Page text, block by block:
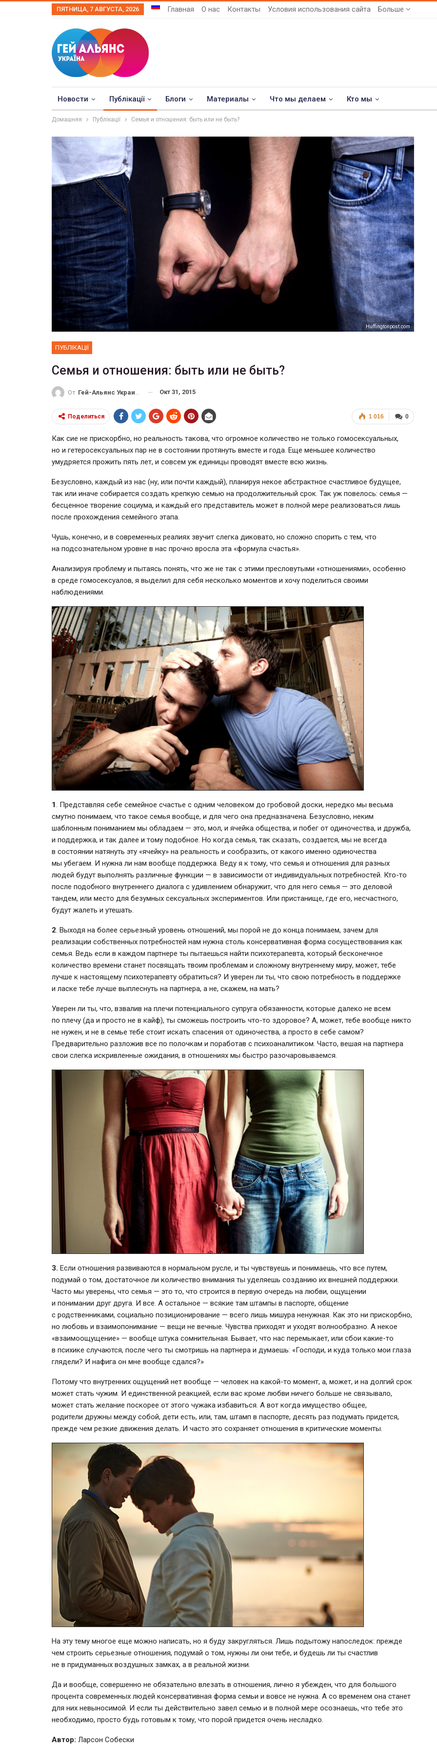
ПЯТНИЦА, 7 АВГУСТА, 2026 Главная О нас Контакты Условия использования сайта Больше
Новости Публікації Блоги Материалы Что мы делаем Кто мы
Домашняя Публікації Семья и отношения: быть или не быть?
Huffingtonpost.com
ПУБЛІКАЦІЇ
Семья и отношения: быть или не быть?
От Гей-Альянс Украина Окт 31, 2015
0
1 016
Поделиться
Как сие не прискорбно, но реальность такова, что огромное количество не только гомосексуальных,
но и гетеросексуальных пар не в состоянии протянуть вместе и года. Еще меньшее количество
умудряется прожить пять лет, и совсем уж единицы проводят вместе всю жизнь.
Безусловно, каждый из нас (ну, или почти каждый), планируя некое абстрактное счастливое будущее,
так или иначе собирается создать крепкую семью на продолжительный срок. Так уж повелось: семья —
бесценное творение социума, и каждый его представитель может в полной мере реализоваться лишь
после прохождения семейного этапа.
Чушь, конечно, и в современных реалиях звучит слегка диковато, но сложно спорить с тем, что
на подсознательном уровне в нас прочно вросла эта «формула счастья».
Анализируя проблему и пытаясь понять, что же не так с этими пресловутыми «отношениями», особенно
в среде гомосексуалов, я выделил для себя несколько моментов и хочу поделиться своими
наблюдениями.
1 . Представляя себе семейное счастье с одним человеком до гробовой доски, нередко мы весьма
смутно понимаем, что такое семья вообще, и для чего она предназначена. Безусловно, неким
шаблонным пониманием мы обладаем — это, мол, и ячейка общества, и побег от одиночества, и дружба,
и поддержка, и так далее и тому подобное. Но когда семья, так сказать, создается, мы не всегда
в состоянии натянуть эту «ячейку» на реальность и сообразить, от какого именно одиночества
мы убегаем. И нужна ли нам вообще поддержка. Веду я к тому, что семья и отношения для разных
людей будут выполнять различные функции — в зависимости от индивидуальных потребностей. Кто-то
после подобного внутреннего диалога с удивлением обнаружит, что для него семья — это деловой
тандем, или место для безумных сексуальных экспериментов. Или пристанище, где его, несчастного,
будут жалеть и утешать.
2 . Выходя на более серьезный уровень отношений, мы порой не до конца понимаем, зачем для
реализации собственных потребностей нам нужна столь консервативная форма сосуществования как
семья. Ведь если в каждом партнере ты пытаешься найти психотерапевта, который бесконечное
количество времени станет посвящать твоим проблемам и сложному внутреннему миру, может, тебе
лучше к настоящему психотерапевту обратиться? И уверен ли ты, что свою потребность в поддержке
и ласке тебе лучше выплеснуть на партнера, а не, скажем, на мать?
Уверен ли ты, что, взвалив на плечи потенциального супруга обязанности, которые далеко не всем
по плечу (да и просто не в кайф), ты сможешь построить что-то здоровое? А, может, тебе вообще никто
не нужен, и не в семье тебе стоит искать спасения от одиночества, а просто в себе самом?
Предварительно разложив все по полочкам и поработав с психоаналитиком. Часто, вешая на партнера
свои слегка искривленные ожидания, в отношениях мы быстро разочаровываемся.
3. Если отношения развиваются в нормальном русле, и ты чувствуешь и понимаешь, что все путем,
подумай о том, достаточное ли количество внимания ты уделяешь созданию их внешней поддержки.
Часто мы уверены, что семья — это то, что строится в первую очередь на любви, ощущении
и понимании друг друга. И все. А остальное — всякие там штампы в паспорте, общение
с родственниками, социально позиционирование — всего лишь мишура ненужная. Как это ни прискорбно,
но любовь и взаимопонимание — вещи не вечные. Чувства приходят и уходят волнообразно. А некое
«взаимоощущение» — вообще штука сомнительная. Бывает, что нас перемыкает, или сбои какие-то
в психике случаются, после чего ты смотришь на партнера и думаешь: «Господи, и куда только мои глаза
глядели? И нафига он мне вообще сдался?»
Потому что внутренних ощущений нет вообще — человек на какой-то момент, а, может, и на долгий срок
может стать чужим. И единственной реакцией, если вас кроме любви ничего больше не связывало,
может стать желание поскорее от этого чужака избавиться. А вот когда имущество общее,
родители дружны между собой, дети есть, или, там, штамп в паспорте, десять раз подумать придется,
прежде чем резкие движения делать. И часто это сохраняет отношения в критические моменты.
На эту тему многое еще можно написать, но я буду закругляться. Лишь подытожу напоследок: прежде
чем строить серьезные отношения, подумай о том, нужны ли они тебе, и будешь ли ты счастлив
не в придуманных воздушных замках, а в реальной жизни.
Да и вообще, совершенно не обязательно влезать в отношения, лично я убежден, что для большого
процента современных людей консервативная форма семьи и вовсе не нужна. А со временем она станет
для них невыносимой. И если ты действительно завел семью и в полной мере осознаешь, что тебе это
необходимо, просто будь готовым к тому, что порой придется очень несладко.
Автор: Ларсон Собески
ФОТО
Прайд в Тель-Авиве собрал 200
тысяч участников
ГЕЙ-АЛЬЯНС УКРАИНА Июн 10, 2017
Военнослужащие-трансгендеры
ГЕЙ-АЛЬЯНС УКРАИНА Июл 27, 2017
В Берлине